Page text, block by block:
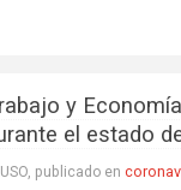
y
el estado
publicado en